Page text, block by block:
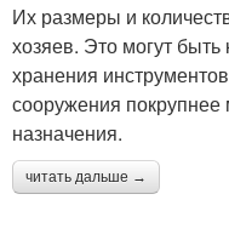
Их размеры и
хозяев. Это могут
хранения
сооружения
назначения.
читать дальше →